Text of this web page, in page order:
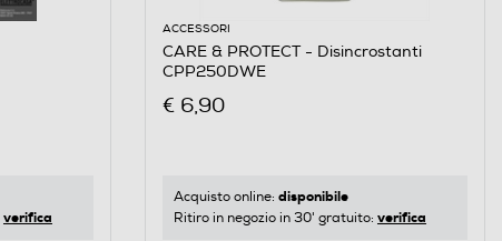
verifica
ACCESSORI
CARE & PROTECT - Disincrostanti
CPP250DWE
€ 6,90
Acquisto online: disponibile
Ritiro in negozio in 30' gratuito: verifica